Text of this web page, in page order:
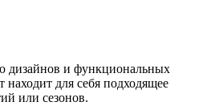
дизайнов и функциональных
для себя подходящее
или сезонов.